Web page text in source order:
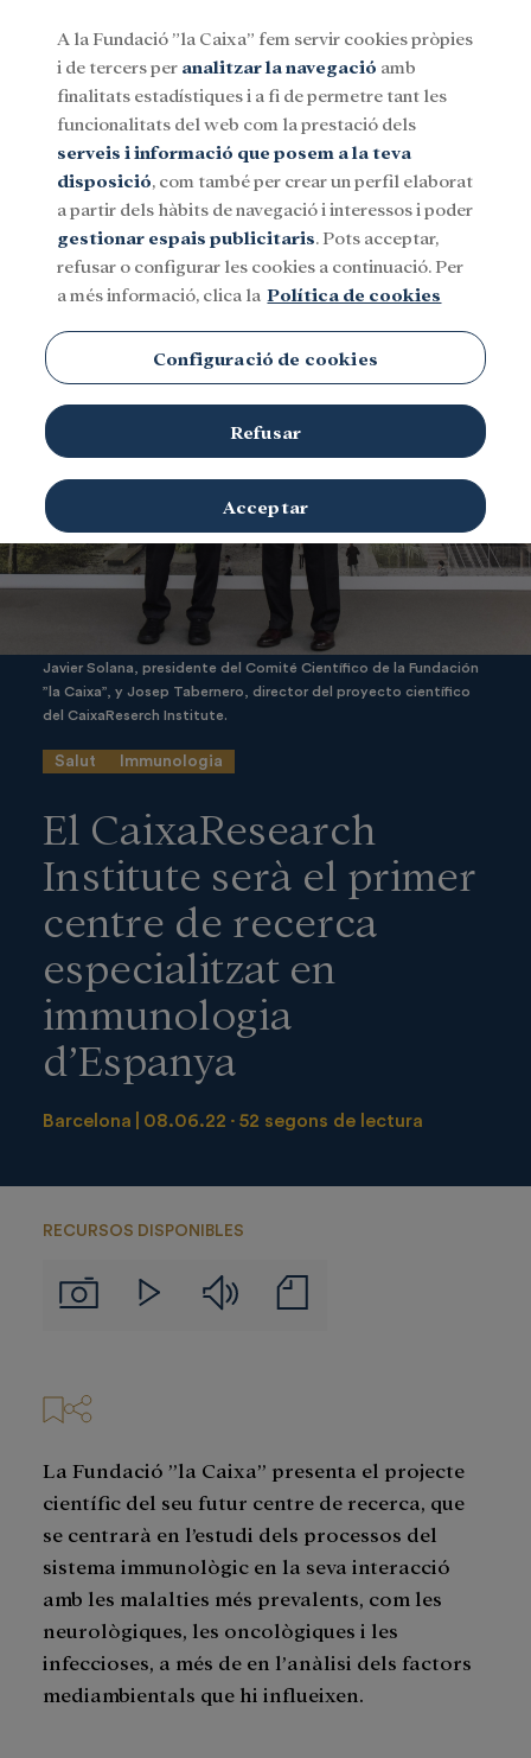
Menu
SocialInvestigació i bequesCultura
Javier Solana, presidente del Comité Científico de la Fundación
”la Caixa”, y Josep Tabernero, director del proyecto científico
del CaixaReserch Institute.
Salut Immunologia
El CaixaResearch
Institute serà el primer
centre de recerca
especialitzat en
immunologia
d’Espanya
Barcelona 08.06.22 52 segons de lectura
RECURSOS DISPONIBLES
ImágenesVideos Audios
de
La Fundació ”la Caixa” presenta el projecte
científic del seu futur centre de recerca, que
se centrarà en l’estudi dels processos del
sistema immunològic en la seva interacció
amb les malalties més prevalents, com les
neurològiques, les oncològiques i les
infeccioses, a més de en l’anàlisi dels factors
mediambientals que hi influeixen.
A la Fundació ”la Caixa” fem servir cookies pròpies
i de tercers per analitzar la navegació amb
finalitats estadístiques i a fi de permetre tant les
funcionalitats del web com la prestació dels
serveis i informació que posem a la teva
disposició, com també per crear un perfil elaborat
a partir dels hàbits de navegació i interessos i poder
gestionar espais publicitaris. Pots acceptar,
refusar o configurar les cookies a continuació. Per
a més informació, clica la Política de cookies
Configuració de cookies
Refusar
Acceptar